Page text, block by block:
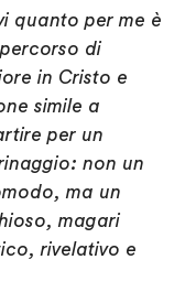
quanto per me è
di
in Cristo e
simile a
per un
non un
ma un
magari
rivelativo e